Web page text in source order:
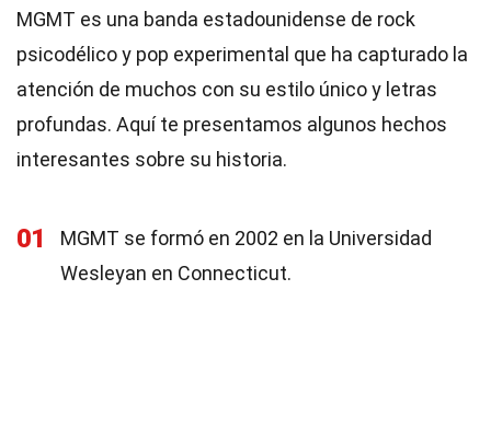
MGMT es una banda estadounidense de rock
psicodélico y pop experimental que ha capturado la
atención de muchos con su estilo único y letras
profundas. Aquí te presentamos algunos hechos
interesantes sobre su historia.
01
MGMT se formó en 2002 en la Universidad
Wesleyan en Connecticut.